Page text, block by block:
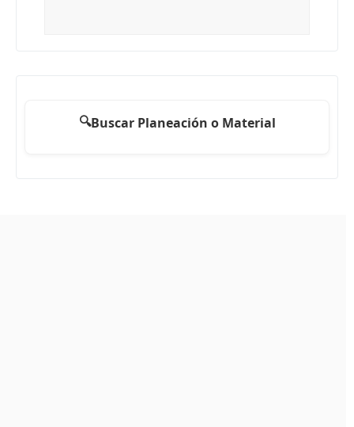
🔍Buscar Planeación o Material